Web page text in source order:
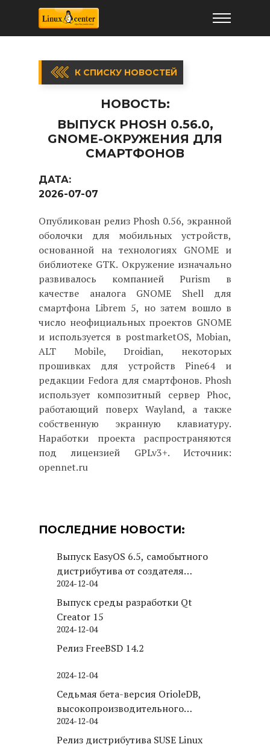
К СПИСКУ НОВОСТЕЙ
НОВОСТЬ:
ВЫПУСК PHOSH 0.56.0,
GNOME-ОКРУЖЕНИЯ ДЛЯ
СМАРТФОНОВ
ДАТА:
2026-07-07
Опубликован релиз Phosh 0.56, экранной
оболочки для мобильных устройств,
основанной на технологиях GNOME и
библиотеке GTK. Окружение изначально
развивалось компанией Purism в
качестве аналога GNOME Shell для
смартфона Librem 5, но затем вошло в
число неофициальных проектов GNOME
и используется в postmarketOS, Mobian,
ALT Mobile, Droidian, некоторых
прошивках для устройств Pine64 и
редакции Fedora для смартфонов. Phosh
использует композитный сервер Phoc,
работающий поверх Wayland, а также
собственную экранную клавиатуру.
Наработки проекта распространяются
под лицензией GPLv3+. Источник:
opennet.ru
ПОСЛЕДНИЕ НОВОСТИ:
Выпуск EasyOS 6.5, самобытного
дистрибутива от создателя
Puppy Linux
2024-12-04
Выпуск среды разработки Qt
Creator 15
2024-12-04
Релиз FreeBSD 14.2
2024-12-04
Седьмая бета-версия OrioleDB,
высокопроизводительного
движка хранения для PostgreSQL
2024-12-04
Релиз дистрибутива SUSE Linux